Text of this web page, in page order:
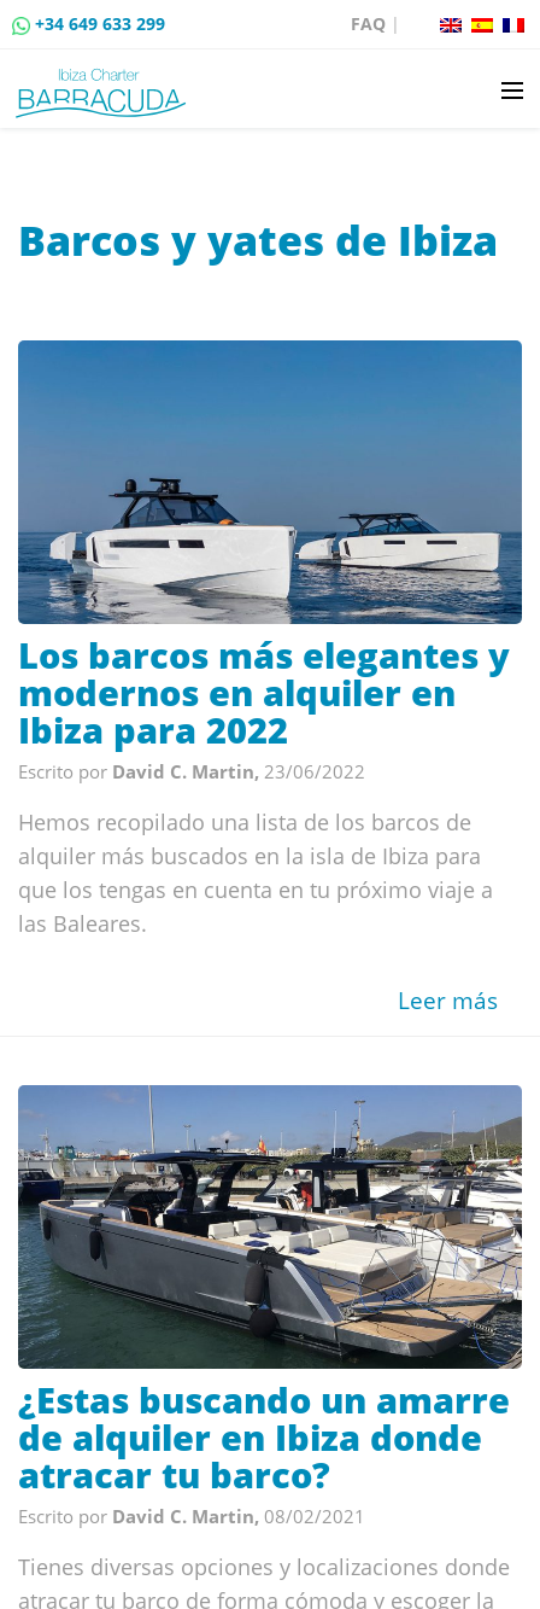
+34 649 633 299 FAQ|
VENTA DE BARCOS
RUTAS EN BARCO
CONTACTO
Barcos y yates de Ibiza
Los barcos más elegantes y
modernos en alquiler en
Ibiza para 2022
Escrito por David C. Martin, 23/06/2022
Hemos recopilado una lista de los barcos de
alquiler más buscados en la isla de Ibiza para
que los tengas en cuenta en tu próximo viaje a
las Baleares.
Leer más
¿Estas buscando un amarre
de alquiler en Ibiza donde
atracar tu barco?
Escrito por David C. Martin, 08/02/2021
Tienes diversas opciones y localizaciones donde
atracar tu barco de forma cómoda y escoger la